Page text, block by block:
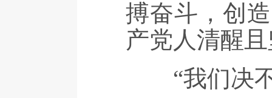
搏奋斗，创
产党人清醒
“我们决不